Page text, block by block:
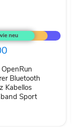
Bluetooth
Kabellos
Sport